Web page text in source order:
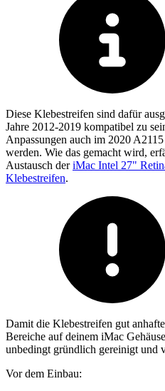
Diese Klebestreifen sind dafür
Jahre 2012-2019 kompatibel zu
Anpassungen auch im 2020
werden. Wie das gemacht wird,
Austausch deriMac Intel 27"
Klebestreifen.
Damit die Klebestreifen gut
Bereiche auf deinem iMac
unbedingt gründlich gereinigt und
Vor dem Einbau: